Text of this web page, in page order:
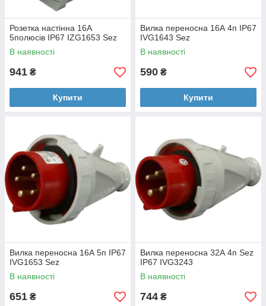
Розетка настінна 16А
5полюсів IP67 IZG1653 Sez
В наявності
941 ₴
Купити
Вилка переносна 16А 4п ІР67
IVG1643 Sez
В наявності
590 ₴
Купити
Вилка переносна 16А 5п ІР67
IVG1653 Sez
В наявності
651 ₴
Вилка переносна 32А 4п Sez
ІР67 IVG3243
В наявності
744 ₴